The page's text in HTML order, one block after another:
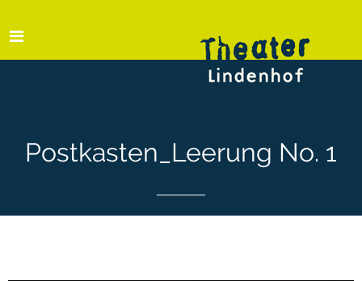
Postkasten_Leerung No. 1